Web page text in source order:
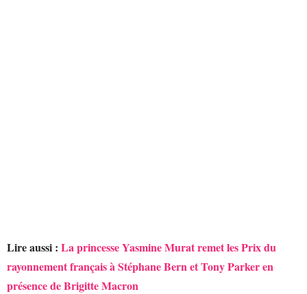
Lire aussi : La princesse Yasmine Murat remet les Prix du
rayonnement français à Stéphane Bern et Tony Parker en
présence de Brigitte Macron